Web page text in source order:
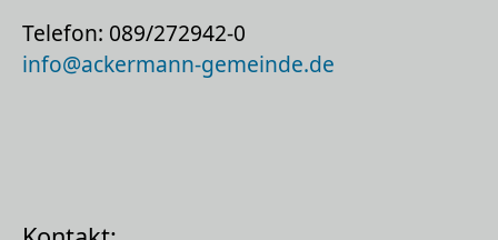
Telefon: 089/272942-0
info@ackermann-gemeinde.de